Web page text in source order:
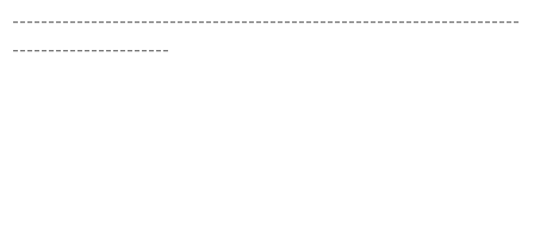
-----------------------------------------------------------------------
----------------------